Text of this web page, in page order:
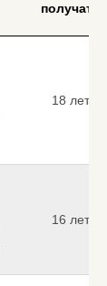
получать
18 лет
16 лет